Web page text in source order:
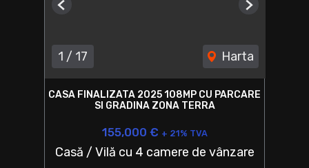
1 / 17 Harta
Previous Next
CASA FINALIZATA 2025 108MP CU PARCARE
SI GRADINA ZONA TERRA
155,000 € + 21% TVA
Casă / Vilă cu 4 camere de vânzare